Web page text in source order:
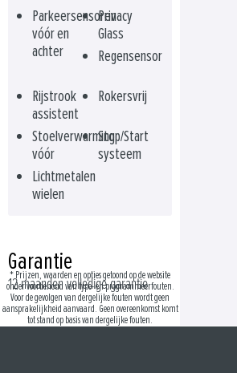
Parkeersensoren
vóór en
achter
Privacy
Glass
Regensensor
Rijstrook
assistent
Rokersvrij
Stoelverwarming
vóór
Stop/Start
systeem
Lichtmetalen
wielen
Garantie
12 maanden volledige garantie
* Prijzen, waarden en opties getoond op de website
onder voorbehoud van type- en programmeerfouten.
Voor de gevolgen van dergelijke fouten wordt geen
aansprakelijkheid aanvaard. Geen overeenkomst komt
tot stand op basis van dergelijke fouten.